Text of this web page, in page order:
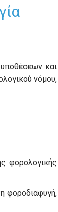
και
νόμου,
φορολογικής
φοροδιαφυγή,